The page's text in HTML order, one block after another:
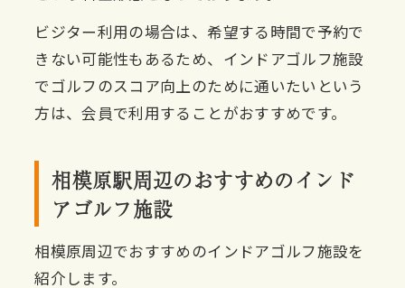
ビジター利用の場合は、希望する時間で予約で
きない可能性もあるため、インドアゴルフ施設
でゴルフのスコア向上のために通いたいという
方は、会員で利用することがおすすめです。
相模原駅周辺のおすすめのインド
アゴルフ施設
相模原周辺でおすすめのインドアゴルフ施設を
紹介します。